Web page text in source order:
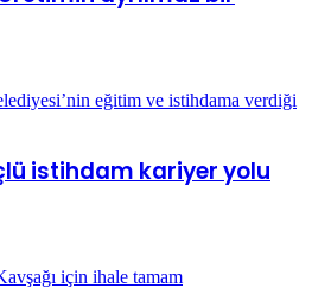
istihdam kariyer yolu